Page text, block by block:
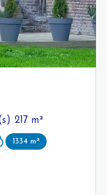
Maison 8 pièce(s) 6 chambre(s) 217 m²
1334 m²